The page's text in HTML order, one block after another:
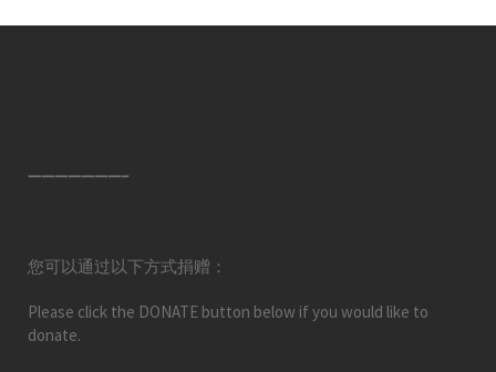
———————–
您可以通过以下方式捐赠：
Please click the DONATE button below if you would like to
donate.